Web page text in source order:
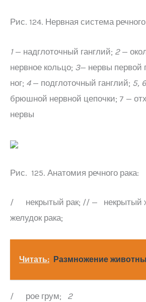
Рис. 124. Нервная система речного
1— надглоточный ганглий; 2—
нервное кольцо; 3— нервы первой
ног; 4— подглоточный ганглий; 5,
брюшной нервной цепочки; 7 —
нервы
Рис. 125. Анатомия речного рака:
/ некрытый рак; // — некрытый
желудок рака;
Читать: Размножение
/ рое грум; 2